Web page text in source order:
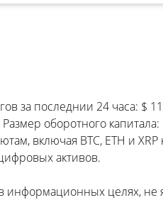
за последнии 24 часа: $
оборотного капитала:
включая BTC, ETH и
активов.
целях, не